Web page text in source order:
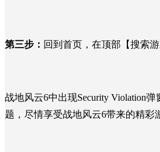
第三步： 回到首页，在顶部【搜索
战地风云6中出现Security Violation弹
题，尽情享受战地风云6带来的精彩